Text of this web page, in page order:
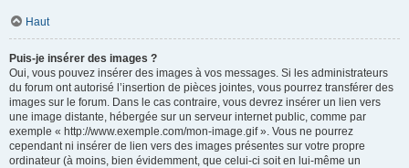
Haut
Puis-je insérer des images ?
Oui, vous pouvez insérer des images à vos messages. Si les administrateurs
du forum ont autorisé l’insertion de pièces jointes, vous pourrez transférer des
images sur le forum. Dans le cas contraire, vous devrez insérer un lien vers
une image distante, hébergée sur un serveur internet public, comme par
exemple « http://www.exemple.com/mon-image.gif ». Vous ne pourrez
cependant ni insérer de lien vers des images présentes sur votre propre
ordinateur (à moins, bien évidemment, que celui-ci soit en lui-même un